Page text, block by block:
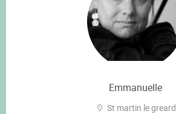
Emmanuelle
St martin le greard